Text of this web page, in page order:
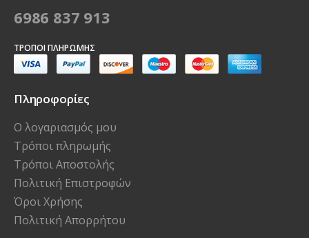
6986 837 913
ΤΡΌΠΟΙ ΠΛΗΡΩΜΉΣ
Πληροφορίες
Ο λογαριασμός μου
Τρόποι πληρωμής
Τρόποι Αποστολής
Πολιτική Επιστροφών
Όροι Χρήσης
Πολιτική Απορρήτου